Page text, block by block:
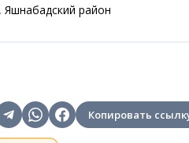
Яшнабадский район
Копировать